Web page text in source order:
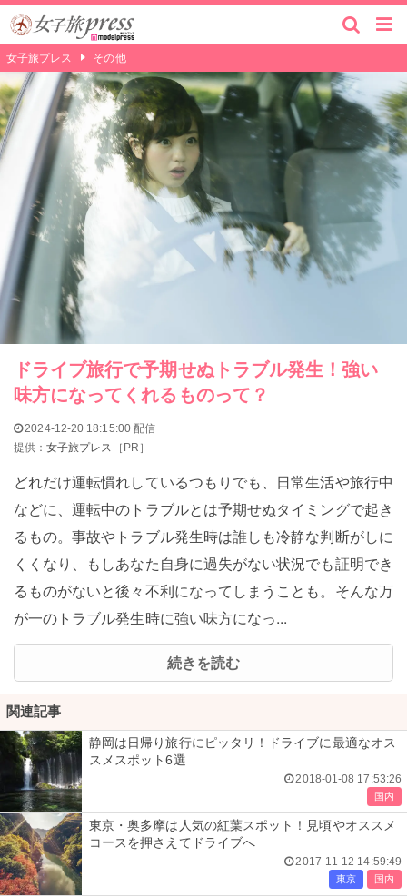
女子旅プレス その他
ドライブ旅行で予期せぬトラブル発生！強い
味方になってくれるものって？
2024-12-20 18:15:00 配信
提供：女子旅プレス ［PR］
どれだけ運転慣れしているつもりでも、日常生活や旅行中
などに、運転中のトラブルとは予期せぬタイミングで起き
るもの。事故やトラブル発生時は誰しも冷静な判断がしに
くくなり、もしあなた自身に過失がない状況でも証明でき
るものがないと後々不利になってしまうことも。そんな万
が一のトラブル発生時に強い味方になっ...
続きを読む
関連記事
静岡は日帰り旅行にピッタリ！ドライブに最適なオス
スメスポット6選
2018-01-08 17:53:26
国内
東京・奥多摩は人気の紅葉スポット！見頃やオススメ
コースを押さえてドライブへ
2017-11-12 14:59:49
東京 国内